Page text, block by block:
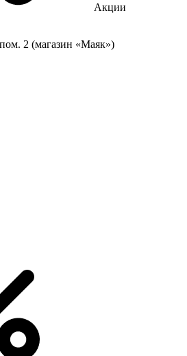
Акции
2 (магазин «Маяк»)